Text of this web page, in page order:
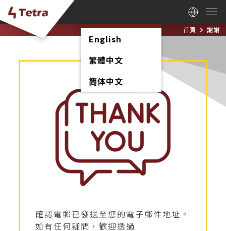
English
繁體中文
简体中文
首頁 謝謝
確認電郵已發送至您的電子郵件地址。
如有任何疑問，歡迎透過